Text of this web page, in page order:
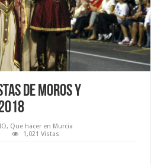
de Moros y
, Que hacer en Murcia
1,021 Vistas